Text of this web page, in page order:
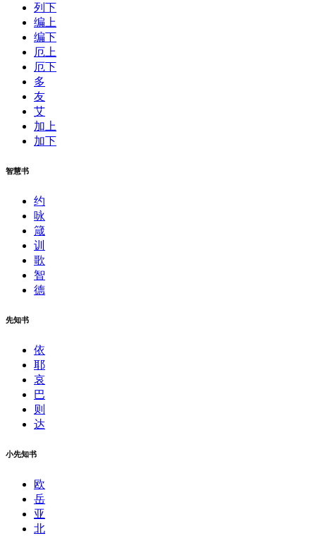
列下
编上
编下
厄上
厄下
多
友
艾
加上
加下
智慧书
约
咏
箴
训
歌
智
德
先知书
依
耶
哀
巴
则
达
小先知书
欧
岳
亚
北